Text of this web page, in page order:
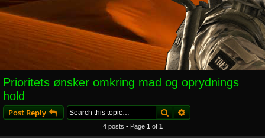
Prioritets ønsker omkring mad og oprydnings
hold
Post Reply SearchAdvanced search
4 posts • Page 1 of 1